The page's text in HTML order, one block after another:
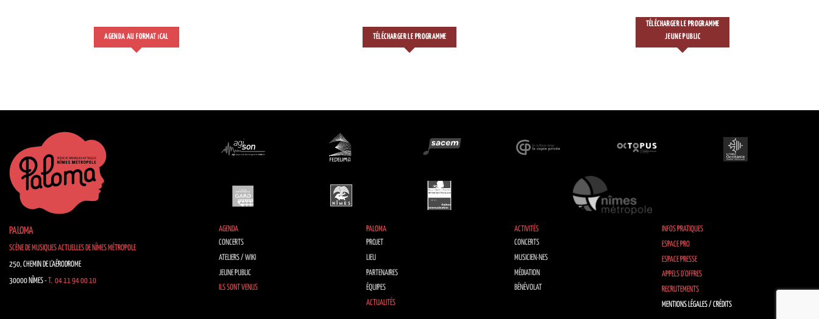
AGENDA AU FORMAT CAL TÉLÉCHARGER LE PROGRAMME
TÉLÉCHARGER LE PROGRAMME
JEUNE PUBLIC
PALOMA
SCÈNE DE MUSIQUES ACTUELLES DE NÎMES MÉTROPOLE
250, CHEMIN DE L’AÉRODROME
30000 NÎMES - T. 04 11 94 00 10
AGENDA
CONCERTS
ATELIERS / WIKI
JEUNE PUBLIC
ILS SONT VENUS
PALOMA
PROJET
LIEU
PARTENAIRES
ÉQUIPES
ACTUALITÉS
ACTIVITÉS
CONCERTS
MUSICIEN·NES
MÉDIATION
BÉNÉVOLAT
INFOS PRATIQUES
ESPACE PRO
ESPACE PRESSE
APPELS D’OFFRES
RECRUTEMENTS
MENTIONS LÉGALES / CRÉDITS